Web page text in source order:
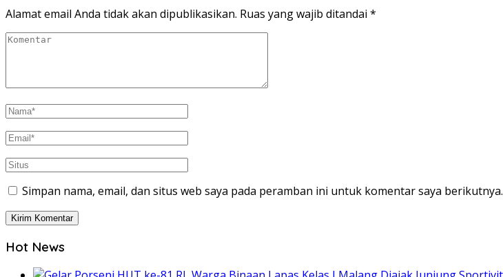
Alamat email Anda tidak akan dipublikasikan. Ruas yang wajib ditandai *
Simpan nama, email, dan situs web saya pada peramban ini untuk komentar saya berikutnya.
Hot News